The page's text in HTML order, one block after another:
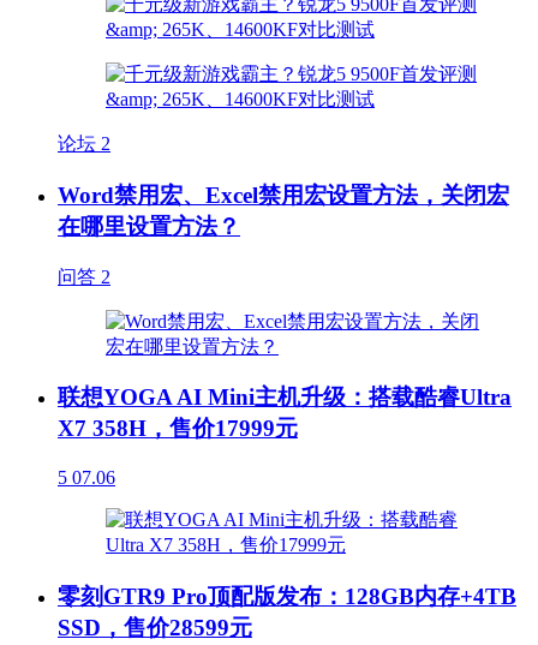
论坛 2
Word禁用宏、Excel禁用宏设置方法，关闭宏
在哪里设置方法？
问答 2
联想YOGA AI Mini主机升级：搭载酷睿Ultra
X7 358H，售价17999元
5 07.06
零刻GTR9 Pro顶配版发布：128GB内存+4TB
SSD，售价28599元